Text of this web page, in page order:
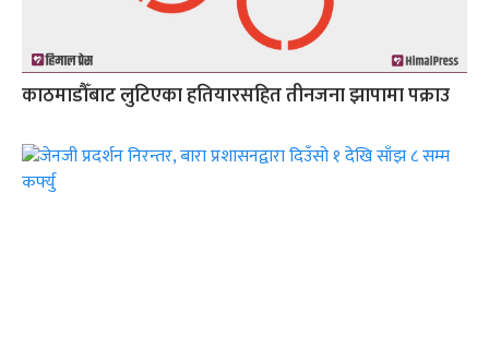
काठमाडौँबाट लुटिएका हतियारसहित तीनजना झापामा पक्राउ